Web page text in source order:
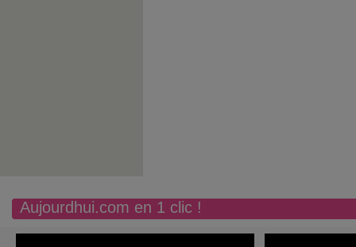
Aujourdhui.com en 1 clic !